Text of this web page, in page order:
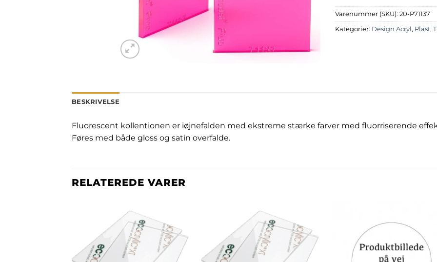
Varenummer (SKU): 20-P71137
Kategorier: Design Acryl, Plast,
BESKRIVELSE
Fluorescent kollentionen er iøjnefalden med ekstreme stærke farver med fluorriserende
Føres med både gloss og satin overfalde.
RELATEREDE VARER